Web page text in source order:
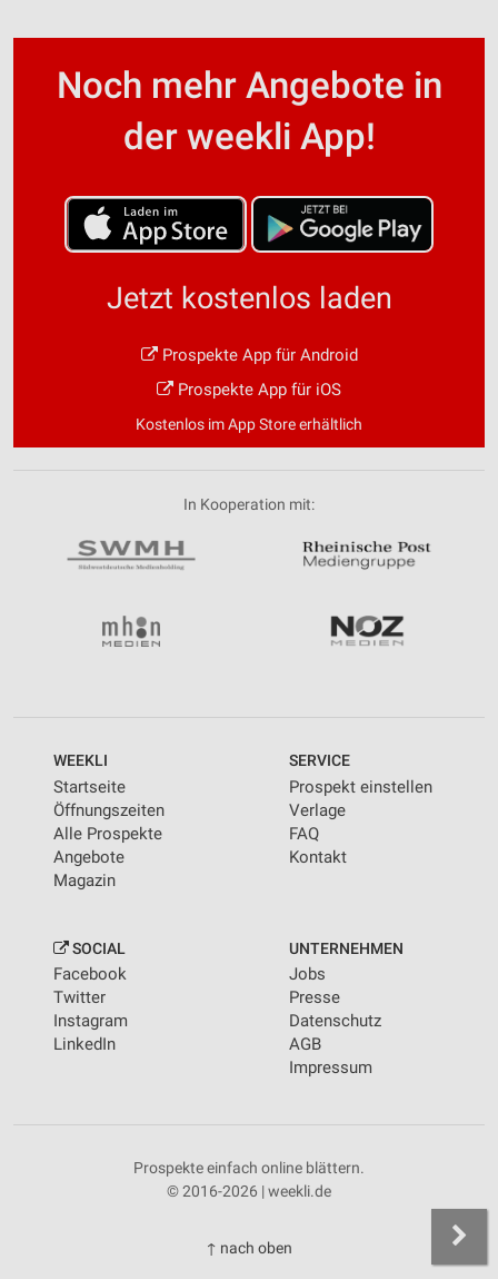
Noch mehr Angebote in
der weekli App!
Jetzt kostenlos laden
Prospekte App für Android
Prospekte App für iOS
Kostenlos im App Store erhältlich
In Kooperation mit:
WEEKLI
Startseite
Öffnungszeiten
Alle Prospekte
Angebote
Magazin
SERVICE
Prospekt einstellen
Verlage
FAQ
Kontakt
SOCIAL
Facebook
Twitter
Instagram
LinkedIn
UNTERNEHMEN
Jobs
Presse
Datenschutz
AGB
Impressum
Prospekte einfach online blättern.
© 2016-2026 | weekli.de
↑ nach oben